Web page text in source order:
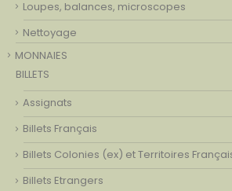
Loupes, balances, microscopes
Nettoyage
MONNAIES
BILLETS
Assignats
Billets Français
Billets Colonies (ex) et Territoires
Billets Etrangers